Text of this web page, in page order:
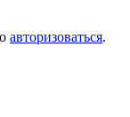
авторизоваться.